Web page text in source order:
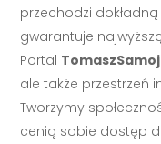
przechodzi
gwarantuje
Portal
ale także przestrzeń
Tworzymy
cenią sobie dostęp